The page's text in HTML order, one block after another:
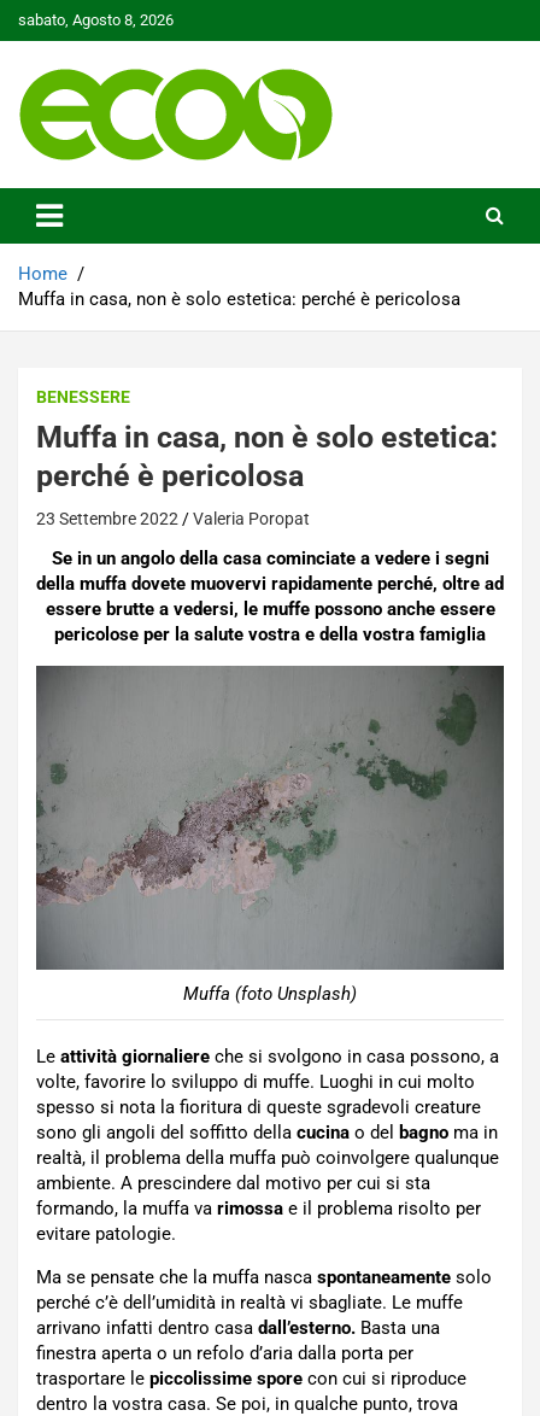
to
sabato, Agosto 8, 2026
Ecoo.it
Home
Muffa in casa, non è solo estetica: perché è pericolosa
BENESSERE
Muffa in casa, non è solo estetica:
perché è pericolosa
23 Settembre 2022 Valeria Poropat
Se in un angolo della casa cominciate a vedere i segni
della muffa dovete muovervi rapidamente perché, oltre ad
essere brutte a vedersi, le muffe possono anche essere
pericolose per la salute vostra e della vostra famiglia
Muffa (foto Unsplash)
Le attività giornaliere che si svolgono in casa possono, a
volte, favorire lo sviluppo di muffe. Luoghi in cui molto
spesso si nota la fioritura di queste sgradevoli creature
sono gli angoli del soffitto della cucina o del bagno ma in
realtà, il problema della muffa può coinvolgere qualunque
ambiente. A prescindere dal motivo per cui si sta
formando, la muffa va rimossa e il problema risolto per
evitare patologie.
Ma se pensate che la muffa nasca spontaneamente solo
perché c’è dell’umidità in realtà vi sbagliate. Le muffe
arrivano infatti dentro casa dall’esterno. Basta una
finestra aperta o un refolo d’aria dalla porta per
trasportare le piccolissime spore con cui si riproduce
dentro la vostra casa. Se poi, in qualche punto, trova